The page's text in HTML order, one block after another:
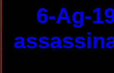
6-Ag-